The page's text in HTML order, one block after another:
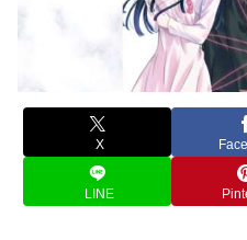
X
LINE